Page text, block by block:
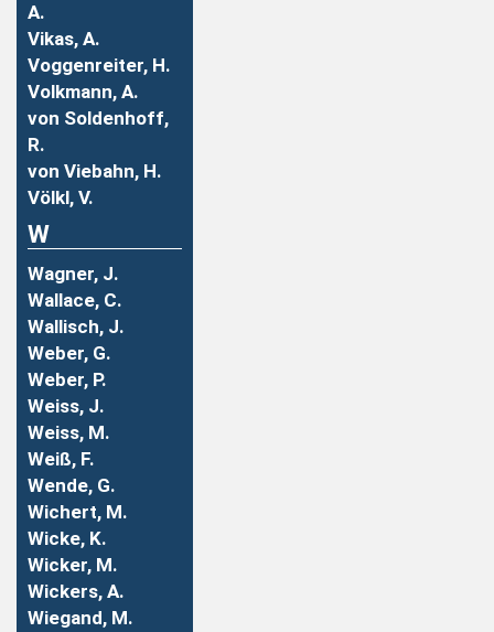
A.
Vikas, A.
Voggenreiter, H.
Volkmann, A.
von Soldenhoff,
R.
von Viebahn, H.
Völkl, V.
W
Wagner, J.
Wallace, C.
Wallisch, J.
Weber, G.
Weber, P.
Weiss, J.
Weiss, M.
Weiß, F.
Wende, G.
Wichert, M.
Wicke, K.
Wicker, M.
Wickers, A.
Wiegand, M.